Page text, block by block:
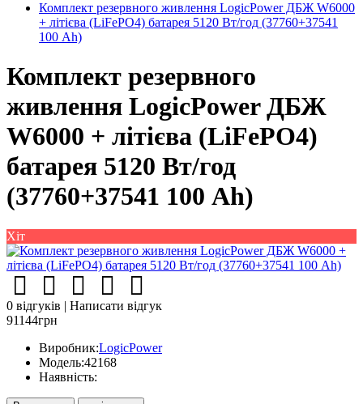
Комплект резервного живлення LogicPower ДБЖ W6000
+ літієва (LiFePO4) батарея 5120 Вт/год (37760+37541
100 Ah)
Комплект резервного
живлення LogicPower ДБЖ
W6000 + літієва (LiFePO4)
батарея 5120 Вт/год
(37760+37541 100 Ah)
Хіт
0 відгуків | Написати відгук
91144грн
Виробник:LogicPower
Модель:42168
Наявність: